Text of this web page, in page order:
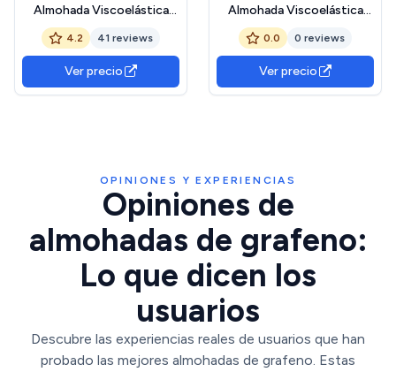
Almohada Viscoelástica
Carbono Premium | Máximo
Confort y Excelente
Adaptabilidad con
Propiedades Antiestrés | 2
Unidades de 80 x 40 cm
4.2 41 reviews
Ver precio
Almohada Viscoelástica
Carbono Plus | Máximo
Confort y Excelente
Adaptabilidad con
Propiedades Antiestrés | 2
Unidades de 90 x 40 cm
0.0 0 reviews
Ver precio
OPINIONES Y EXPERIENCIAS
Opiniones de
almohadas de grafeno:
Lo que dicen los
usuarios
Descubre las experiencias reales de usuarios que han
probado las mejores almohadas de grafeno. Estas